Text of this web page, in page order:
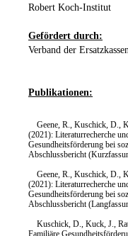
Robert Koch-Institut
Gefördert durch:
Verband der
Publikationen:
Geene, R., Kuschick, D.,
(2021): Literaturrecherche
Gesundheitsförderung bei
Abschlussbericht
Geene, R., Kuschick, D.,
(2021): Literaturrecherche
Gesundheitsförderung bei
Abschlussbericht
Kuschick, D., Kuck, J.,
Familiäre